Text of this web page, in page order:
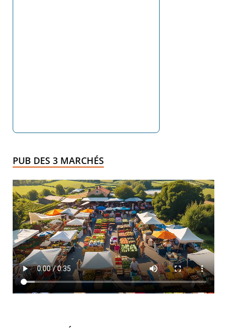
PUB DES 3 MARCHÉS